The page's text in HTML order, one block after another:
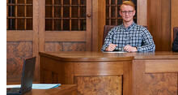
Heute, 11:00 Uhr
Gütetermin
Klagen in bürgerlichen
Heute, 11:00 Uhr-
Gütetermin
Klagen in bürgerlichen